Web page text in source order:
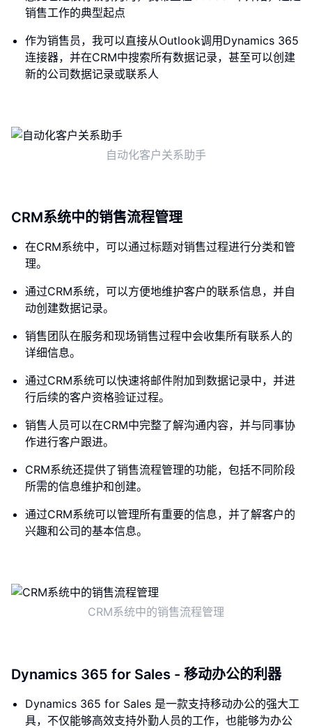
销售工作的典型起点
作为销售员，我可以直接从Outlook调用Dynamics 365
连接器，并在CRM中搜索所有数据记录，甚至可以创建
新的公司数据记录或联系人
自动化客户关系助手
CRM系统中的销售流程管理
在CRM系统中，可以通过标题对销售过程进行分类和管
理。
通过CRM系统，可以方便地维护客户的联系信息，并自
动创建数据记录。
销售团队在服务和现场销售过程中会收集所有联系人的
详细信息。
通过CRM系统可以快速将邮件附加到数据记录中，并进
行后续的客户资格验证过程。
销售人员可以在CRM中完整了解沟通内容，并与同事协
作进行客户跟进。
CRM系统还提供了销售流程管理的功能，包括不同阶段
所需的信息维护和创建。
通过CRM系统可以管理所有重要的信息，并了解客户的
兴趣和公司的基本信息。
CRM系统中的销售流程管理
Dynamics 365 for Sales - 移动办公的利器
Dynamics 365 for Sales 是一款支持移动办公的强大工
具，不仅能够高效支持外勤人员的工作，也能够为办公